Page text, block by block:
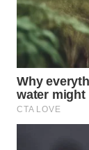
MANDALIKA
WN
LIKUPANG
WN
LABUANBAJO